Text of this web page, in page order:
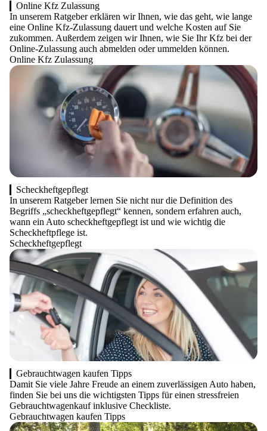
Online Kfz Zulassung
In unserem Ratgeber erklären wir Ihnen, wie das geht, wie lange
eine Online Kfz-Zulassung dauert und welche Kosten auf Sie
zukommen. Außerdem zeigen wir Ihnen, wie Sie Ihr Kfz bei der
Online-Zulassung auch abmelden oder ummelden können.
Online Kfz Zulassung
Scheckheftgepflegt
In unserem Ratgeber lernen Sie nicht nur die Definition des
Begriffs „scheckheftgepflegt“ kennen, sondern erfahren auch,
wann ein Auto scheckheftgepflegt ist und wie wichtig die
Scheckheftpflege ist.
Scheckheftgepflegt
Gebrauchtwagen kaufen Tipps
Damit Sie viele Jahre Freude an einem zuverlässigen Auto haben,
finden Sie bei uns die wichtigsten Tipps für einen stressfreien
Gebrauchtwagenkauf inklusive Checkliste.
Gebrauchtwagen kaufen Tipps